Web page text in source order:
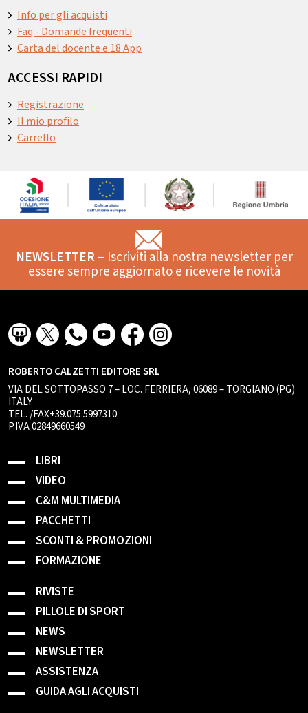
Info per gli acquisti
Faq - Domande frequenti
Carta del docente e 18 App
ACCESSI RAPIDI
Registrazione
Il mio profilo
Carrello
NEWSLETTER– Iscriviti alla nostra newsletter per
essere sempre aggiornato e ricevere le novità
ROBERTO CALZETTI EDITORE SRL
VIA DEL SOTTOPASSO 7 – LOC. FERRIERA, 06089 – TORGIANO (PG)
ITALY
TEL. /FAX+39.075.5997310
P.IVA 02849660549
LIBRI
VIDEO
C&M MULTIMEDIA
PACCHETTI
SCONTI & PROMOZIONI
FORMAZIONE
RIVISTE
PILLOLE DI SPORT
NEWS
NEWSLETTER
ASSISTENZA
GUIDA AGLI ACQUISTI